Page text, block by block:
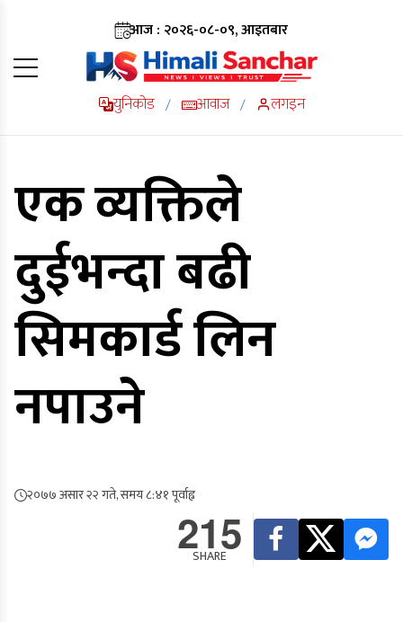
आज : २०२६-०८-०९, आइतबार
युनिकोड / आवाज / लगइन
एक व्यक्तिले
दुईभन्दा बढी
सिमकार्ड लिन
नपाउने
२०७७ असार २२ गते, समय ८:४१ पूर्वाह्न
215
SHARE